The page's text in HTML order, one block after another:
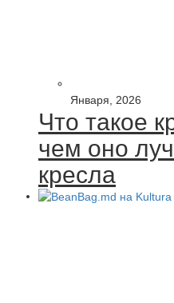
Января, 2026
Что такое
чем оно
кресла